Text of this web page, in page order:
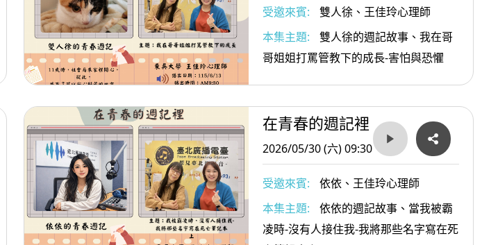
受邀來賓:
雙人徐、王佳玲心理師
本集主題:
雙人徐的週記故事、我在哥
哥姐姐打罵管教下的成長-害怕與恐懼
在青春的週記裡
2026/05/30 (六) 09:30
受邀來賓:
依依、王佳玲心理師
本集主題:
依依的週記故事、當我被霸
凌時-沒有人接住我-我將那些名字寫在死